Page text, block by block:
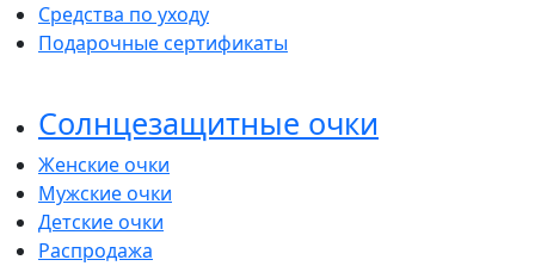
Средства по уходу
Подарочные сертификаты
Солнцезащитные очки
Женские очки
Мужские очки
Детские очки
Распродажа